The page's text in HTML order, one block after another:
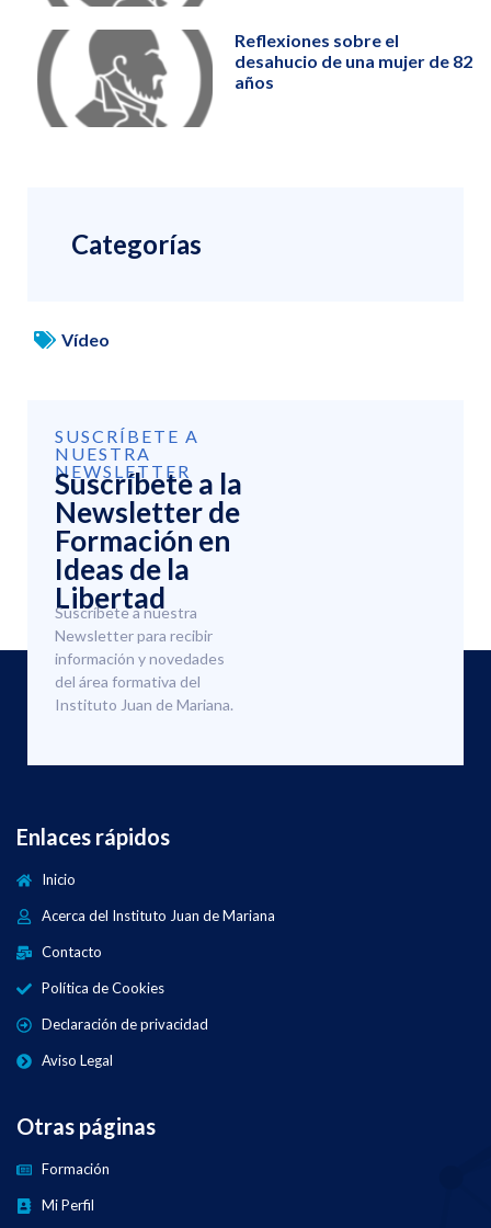
Reflexiones sobre el
desahucio de una mujer de 82
años
Categorías
Vídeo
SUSCRÍBETE A
NUESTRA
NEWSLETTER
Suscríbete a la
Newsletter de
Formación en
Ideas de la
Libertad
Suscríbete a nuestra
Newsletter para recibir
información y novedades
del área formativa del
Instituto Juan de Mariana.
Enlaces rápidos
Inicio
Acerca del Instituto Juan de Mariana
Contacto
Política de Cookies
Declaración de privacidad
Aviso Legal
Otras páginas
Formación
Mi Perfil